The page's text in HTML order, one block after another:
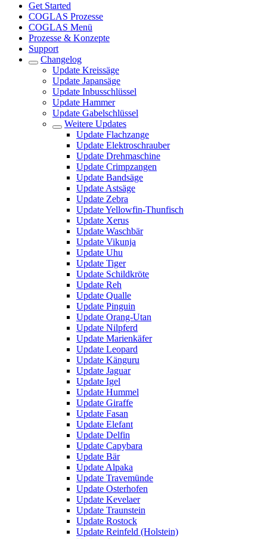
Get Started
COGLAS Prozesse
COGLAS Menü
Prozesse & Konzepte
Support
Changelog
Update Kreissäge
Update Japansäge
Update Inbusschlüssel
Update Hammer
Update Gabelschlüssel
Weitere Updates
Update Flachzange
Update Elektroschrauber
Update Drehmaschine
Update Crimpzangen
Update Bandsäge
Update Astsäge
Update Zebra
Update Yellowfin-Thunfisch
Update Xerus
Update Waschbär
Update Vikunja
Update Uhu
Update Tiger
Update Schildkröte
Update Reh
Update Qualle
Update Pinguin
Update Orang-Utan
Update Nilpferd
Update Marienkäfer
Update Leopard
Update Känguru
Update Jaguar
Update Igel
Update Hummel
Update Giraffe
Update Fasan
Update Elefant
Update Delfin
Update Capybara
Update Bär
Update Alpaka
Update Travemünde
Update Osterhofen
Update Kevelaer
Update Traunstein
Update Rostock
Update Reinfeld (Holstein)